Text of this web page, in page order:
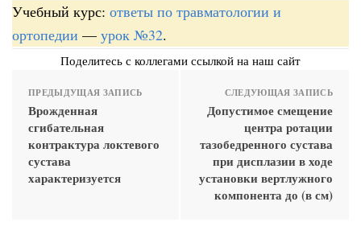
Учебный курс: ответы по травматологии и
ортопедии — урок №32.
Поделитесь с коллегами ссылкой на наш сайт
ПРЕДЫДУЩАЯ ЗАПИСЬ
Врожденная
сгибательная
контрактура локтевого
сустава
характеризуется
СЛЕДУЮЩАЯ ЗАПИСЬ
Допустимое смещение
центра ротации
тазобедренного сустава
при дисплазии в ходе
установки вертлужного
компонента до (в см)